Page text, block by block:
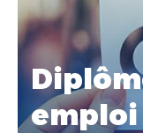
emploi